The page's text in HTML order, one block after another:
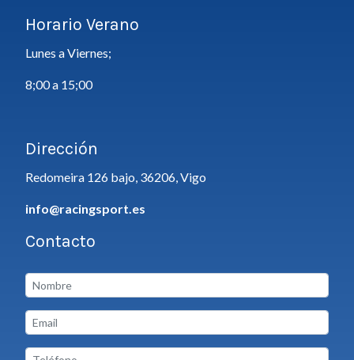
Horario Verano
Lunes a Viernes;
8;00 a 15;00
Dirección
Redomeira 126 bajo, 36206, Vigo
info@racingsport.es
Contacto